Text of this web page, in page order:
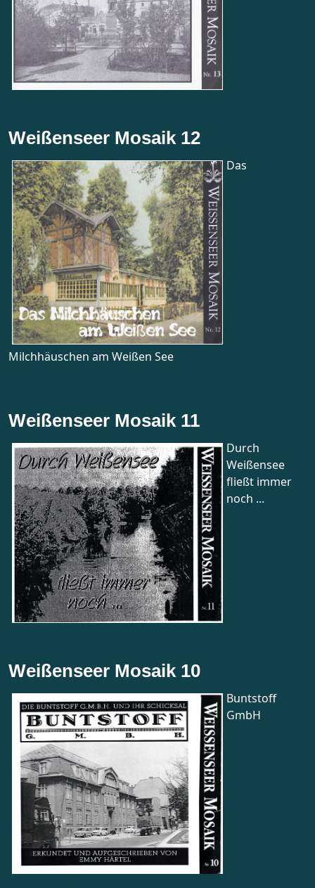
Weißenseer Mosaik 12
Das
Milchhäuschen am Weißen See
Weißenseer Mosaik 11
Durch
Weißensee
fließt immer
noch ...
Weißenseer Mosaik 10
Buntstoff
GmbH